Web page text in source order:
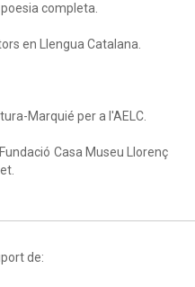
completa.
en Llengua Catalana.
Marquié per a l'AELC.
Casa Museu Llorenç
de: